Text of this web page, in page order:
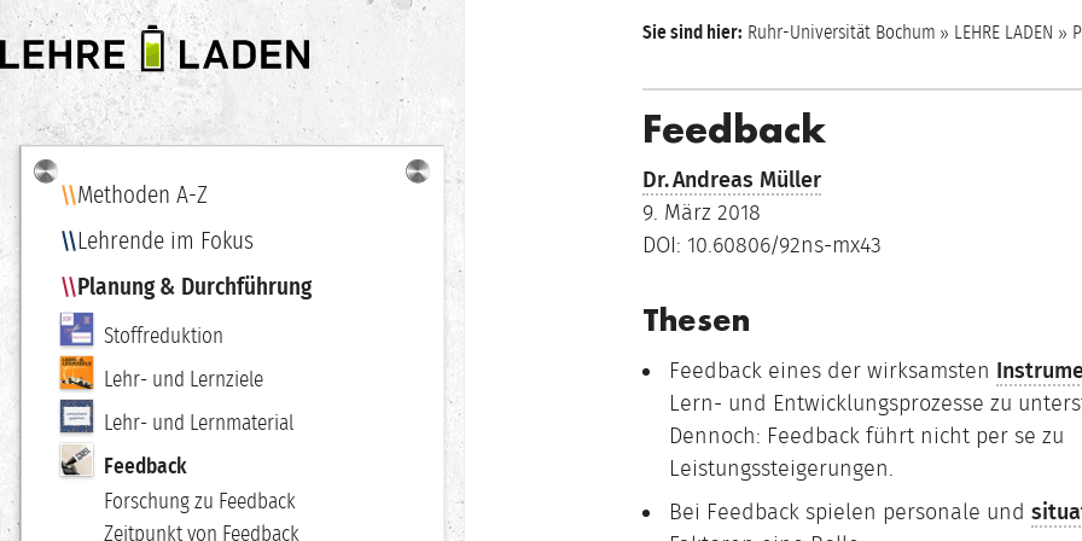
LEHRE
LADEN
Sie sind hier: Ruhr-Universität Bochum LEHRE LADEN
Feedback
Dr.Andreas Müller
9. März 2018
DOI: 10.60806/92ns-mx43
Thesen
Feedback eines der wirksamsten
Lern- und Entwicklungsprozesse zu
Dennoch: Feedback führt nicht per se zu
Leistungssteigerungen.
Bei Feedback spielen personale und
Navigation
Methoden A-Z
Lehrende im Fokus
Planung & Durchführung
Stoffreduktion
Lehr- und Lernziele
Lehr- und Lernmaterial
Feedback
Forschung zu Feedback
Zeitpunkt von Feedback